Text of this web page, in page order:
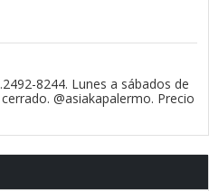
8244. Lunes a sábados de
@asiakapalermo. Precio